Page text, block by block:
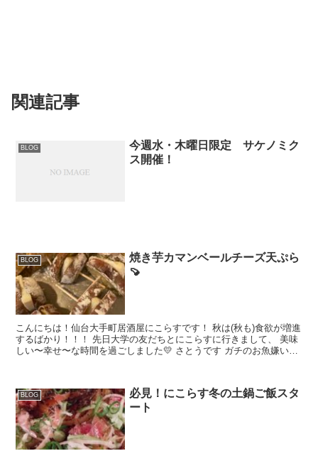
関連記事
BLOG
今週水・木曜日限定 サケノミク
ス開催！
BLOG
焼き芋カマンベールチーズ天ぷら
🍠
こんにちは！仙台大手町居酒屋にこらすです！ 秋は(秋も)食欲が増進
するばかり！！！ 先日大学の友だちとにこらすに行きまして、 美味
しい〜幸せ〜な時間を過ごしました💛 さとうです ガチのお魚嫌いの
BLOG
必見！にこらす冬の土鍋ご飯スタ
ート